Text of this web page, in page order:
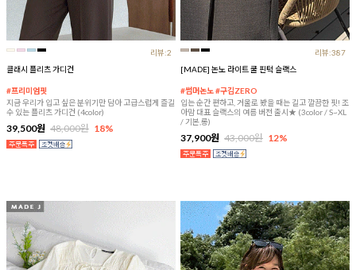
리뷰:2
클래시 플리츠 가디건
#프리미엄핏
지금 우리가 입고 싶은 분위기만 담아 고급스럽게 즐길
수 있는 플리츠 가디건 (4color)
39,500원 48,000원 18%
리뷰:387
[MADE] 논노 라이트 쿨 핀턱 슬랙스
#썸머논노 #구김ZERO
입는 순간 편하고, 거울로 봤을 때는 길고 깔끔한 핏! 조
아맘 대표 슬랙스의 여름 버전 출시★ (3color / S~XL
/ 기본,롱)
37,900원 43,000원 12%